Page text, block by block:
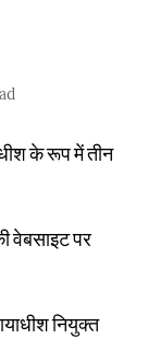
के रूप में तीन
वेबसाइट पर
नियुक्त